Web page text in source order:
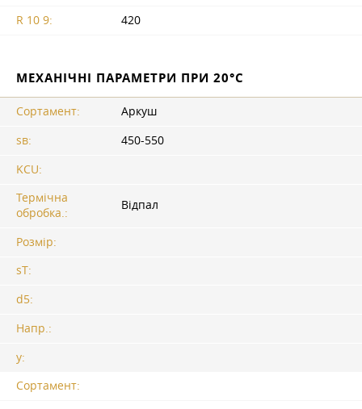
R 10 9:
420
МЕХАНІЧНІ ПАРАМЕТРИ ПРИ 20°C
Сортамент:
Аркуш
sв:
450-550
KCU:
Термічна
обробка.:
Відпал
Розмір:
sT:
d5:
Напр.:
y:
Сортамент: